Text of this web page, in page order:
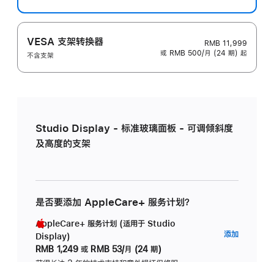
VESA 支架转换器
不含支架
RMB 11,999
或 RMB 500/月 (24 期) 起
Studio Display - 标准玻璃面板 - 可调倾斜度
及高度的支架
是否要添加 AppleCare+ 服务计划？
AppleCare+ 服务计划 (适用于 Studio
Display)
RMB 1,249 或 RMB 53/月 (24 期)
添加